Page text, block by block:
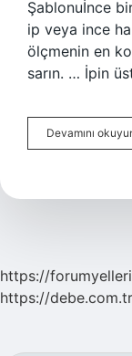
Şablonuİnce
ip veya ince
ölçmenin en
sarın. … İpin
Devamını
https://
https://debe.com.tr